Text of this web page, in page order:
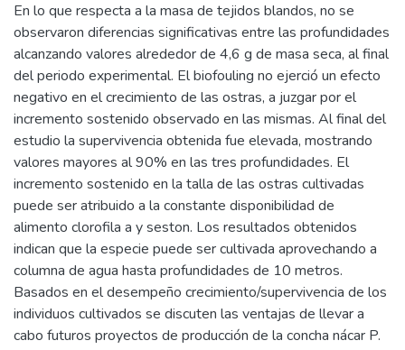
En lo que respecta a la masa de tejidos blandos, no se
observaron diferencias significativas entre las profundidades
alcanzando valores alrededor de 4,6 g de masa seca, al final
del periodo experimental. El biofouling no ejerció un efecto
negativo en el crecimiento de las ostras, a juzgar por el
incremento sostenido observado en las mismas. Al final del
estudio la supervivencia obtenida fue elevada, mostrando
valores mayores al 90% en las tres profundidades. El
incremento sostenido en la talla de las ostras cultivadas
puede ser atribuido a la constante disponibilidad de
alimento clorofila a y seston. Los resultados obtenidos
indican que la especie puede ser cultivada aprovechando a
columna de agua hasta profundidades de 10 metros.
Basados en el desempeño crecimiento/supervivencia de los
individuos cultivados se discuten las ventajas de llevar a
cabo futuros proyectos de producción de la concha nácar P.